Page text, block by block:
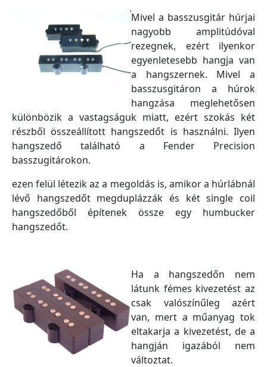
Mivel a basszusgitár húrjai
nagyobb amplitúdóval
rezegnek, ezért ilyenkor
egyenletesebb hangja van
a hangszernek. Mivel a
basszusgitáron a húrok
hangzása meglehetősen
különbözik a vastagságuk miatt, ezért szokás két
részből összeállított hangszedőt is használni. Ilyen
hangszedő található a Fender Precision
basszugitárokon.
ezen felül létezik az a megoldás is, amikor a húrlábnál
lévő hangszedőt megduplázzák és két single coil
hangszedőből építenek össze egy humbucker
hangszedőt.
Ha a hangszedőn nem
látunk fémes kivezetést az
csak valószínűleg azért
van, mert a műanyag tok
eltakarja a kivezetést, de a
hangján igazából nem
változtat.